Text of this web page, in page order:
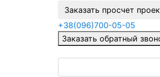
Заказать просчет
+38(096)700-05-05
Заказать обратный